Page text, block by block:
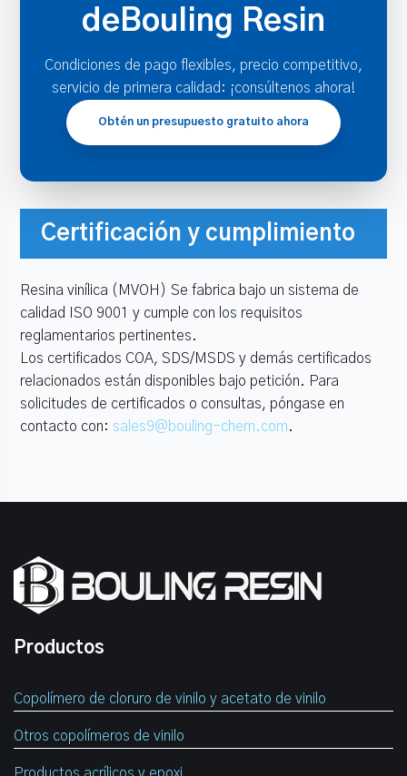
deBouling Resin
Condiciones de pago flexibles, precio competitivo,
servicio de primera calidad: ¡consúltenos ahora!
Obtén un presupuesto gratuito ahora
Certificación y cumplimiento
Resina vinílica (MVOH) Se fabrica bajo un sistema de
calidad ISO 9001 y cumple con los requisitos
reglamentarios pertinentes.
Los certificados COA, SDS/MSDS y demás certificados
relacionados están disponibles bajo petición. Para
solicitudes de certificados o consultas, póngase en
contacto con: sales9@bouling-chem.com.
Productos
Copolímero de cloruro de vinilo y acetato de vinilo
Otros copolímeros de vinilo
Productos acrílicos y epoxi